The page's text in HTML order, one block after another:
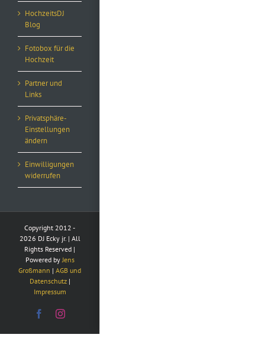
HochzeitsDJ
Blog
Fotobox für die
Hochzeit
Partner und
Links
Privatsphäre-
Einstellungen
ändern
Einwilligungen
widerrufen
Copyright 2012 -
2026 DJ Ecky jr. | All
Rights Reserved |
Powered byJens
Großmann | AGB und
Datenschutz|
Impressum
FacebookInstagram